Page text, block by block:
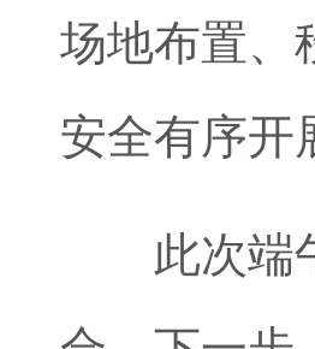
场地布置、
安全有序开
此次端午